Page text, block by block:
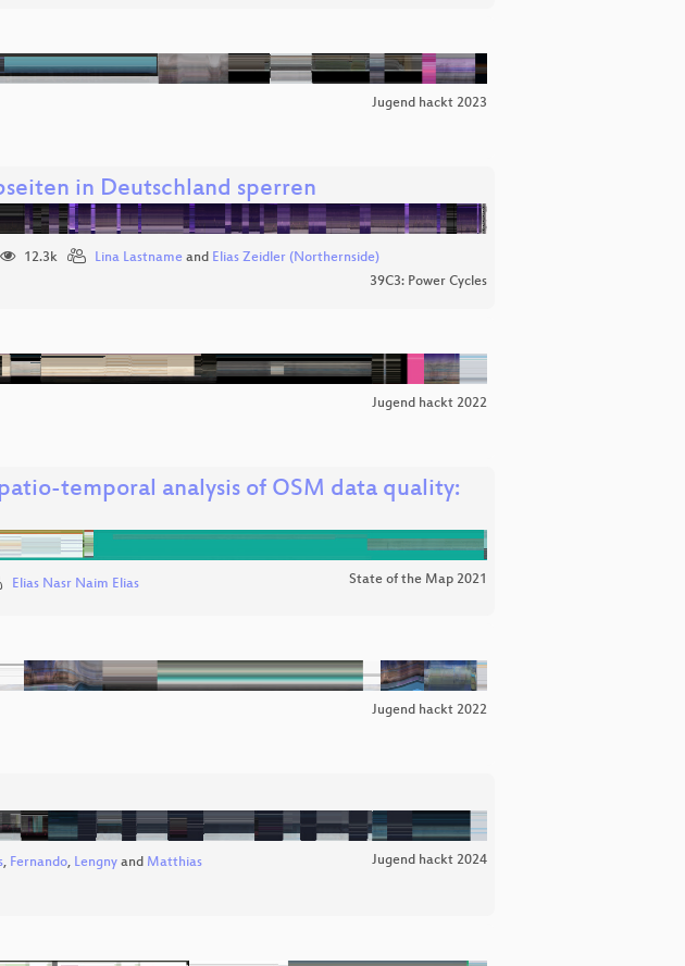
Jugend hackt 2023
in Deutschland sperren
12.3k Lina Lastnameand Elias Zeidler (Northernside)
39C3: Power Cycles
Jugend hackt 2022
temporal analysis of OSM data quality:
Elias Nasr Naim Elias State of the Map 2021
Jugend hackt 2022
, Fernando, Lengny and Matthias Jugend hackt 2024